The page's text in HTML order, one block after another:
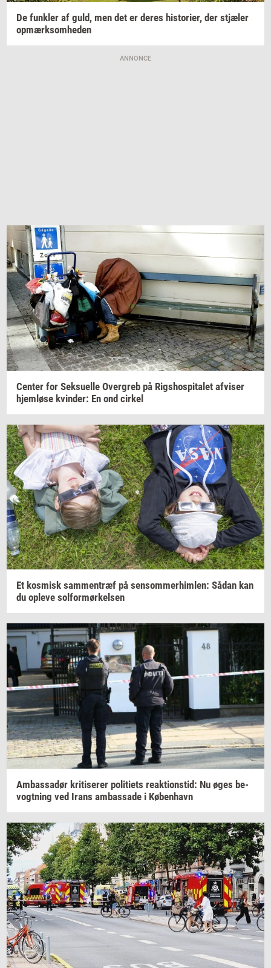
De funk­ler af guld, men det er deres hi­sto­ri­er, der stjæ­ler
op­mærk­som­he­den
ANNONCE
Cen­ter for Seksu­el­le Over­greb på Rigs­ho­spi­ta­let af­vi­ser
hjem­lø­se kvin­der: En ond cir­kel
Et kos­misk sam­men­træf på sen­som­mer­him­len: Sådan kan
du op­le­ve sol­for­mør­kel­sen
Am­bas­sa­dør kri­ti­se­rer po­li­tiets re­ak­tion­s­tid: Nu øges be­
vogt­ning ved Irans am­bas­sa­de i Kø­ben­havn